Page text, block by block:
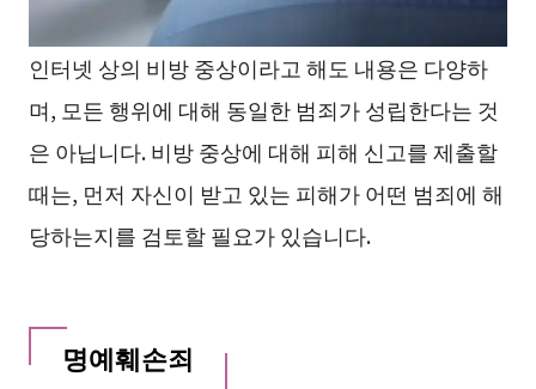
인터넷 상의 비방 중상이라고 해도 내용은 다양하
며, 모든 행위에 대해 동일한 범죄가 성립한다는 것
은 아닙니다. 비방 중상에 대해 피해 신고를 제출할
때는, 먼저 자신이 받고 있는 피해가 어떤 범죄에 해
당하는지를 검토할 필요가 있습니다.
명예훼손죄